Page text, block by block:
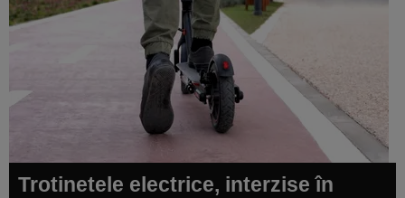
Trotinetele electrice, interzise în